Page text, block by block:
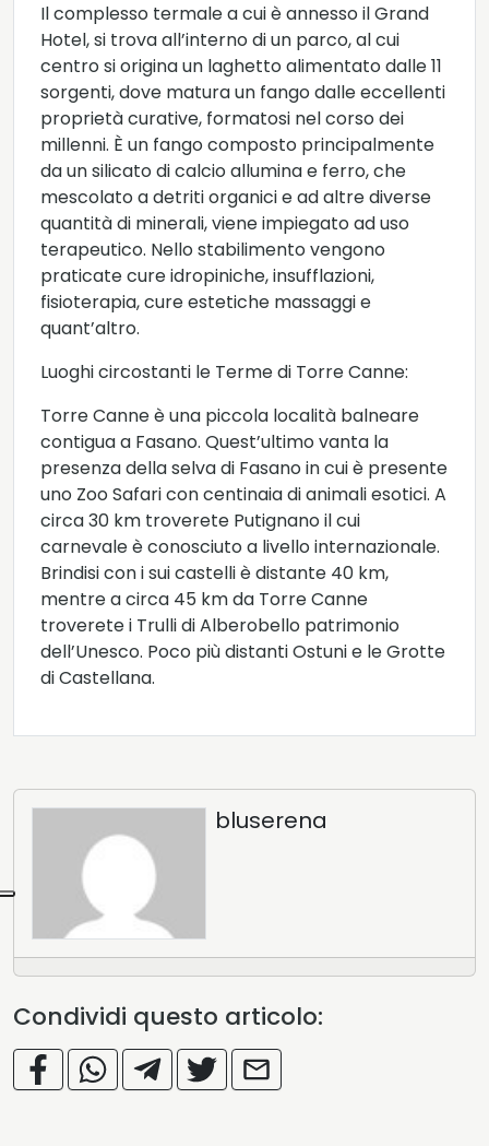
Il complesso termale a cui è annesso il Grand
Hotel, si trova all’interno di un parco, al cui
centro si origina un laghetto alimentato dalle 11
sorgenti, dove matura un fango dalle eccellenti
proprietà curative, formatosi nel corso dei
millenni. È un fango composto principalmente
da un silicato di calcio allumina e ferro, che
mescolato a detriti organici e ad altre diverse
quantità di minerali, viene impiegato ad uso
terapeutico. Nello stabilimento vengono
praticate cure idropiniche, insufflazioni,
fisioterapia, cure estetiche massaggi e
quant’altro.
Luoghi circostanti le Terme di Torre Canne:
Torre Canne è una piccola località balneare
contigua a Fasano. Quest’ultimo vanta la
presenza della selva di Fasano in cui è presente
uno Zoo Safari con centinaia di animali esotici. A
circa 30 km troverete Putignano il cui
carnevale è conosciuto a livello internazionale.
Brindisi con i sui castelli è distante 40 km,
mentre a circa 45 km da Torre Canne
troverete i Trulli di Alberobello patrimonio
dell’Unesco. Poco più distanti Ostuni e le Grotte
di Castellana.
bluserena
Condividi questo articolo: